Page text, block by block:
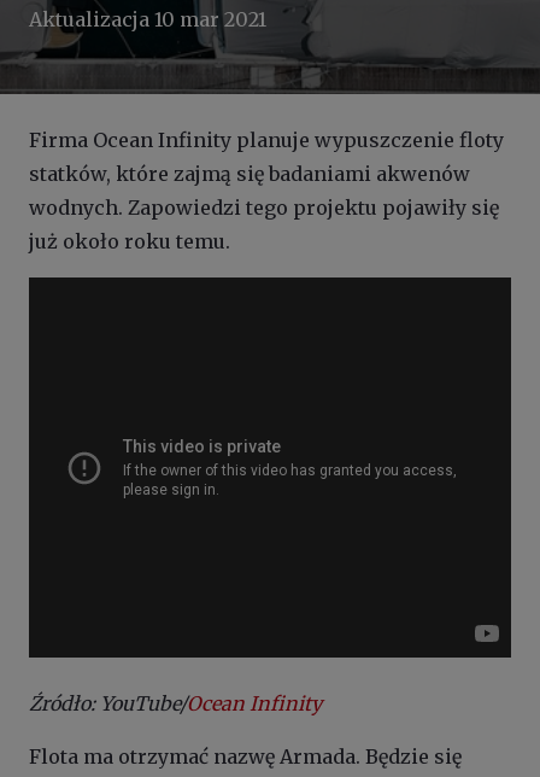
Aktualizacja 10 mar 2021
Firma Ocean Infinity planuje wypuszczenie floty
statków, które zajmą się badaniami akwenów
wodnych. Zapowiedzi tego projektu pojawiły się
już około roku temu.
Źródło: YouTube/Ocean Infinity
Flota ma otrzymać nazwę Armada. Będzie się